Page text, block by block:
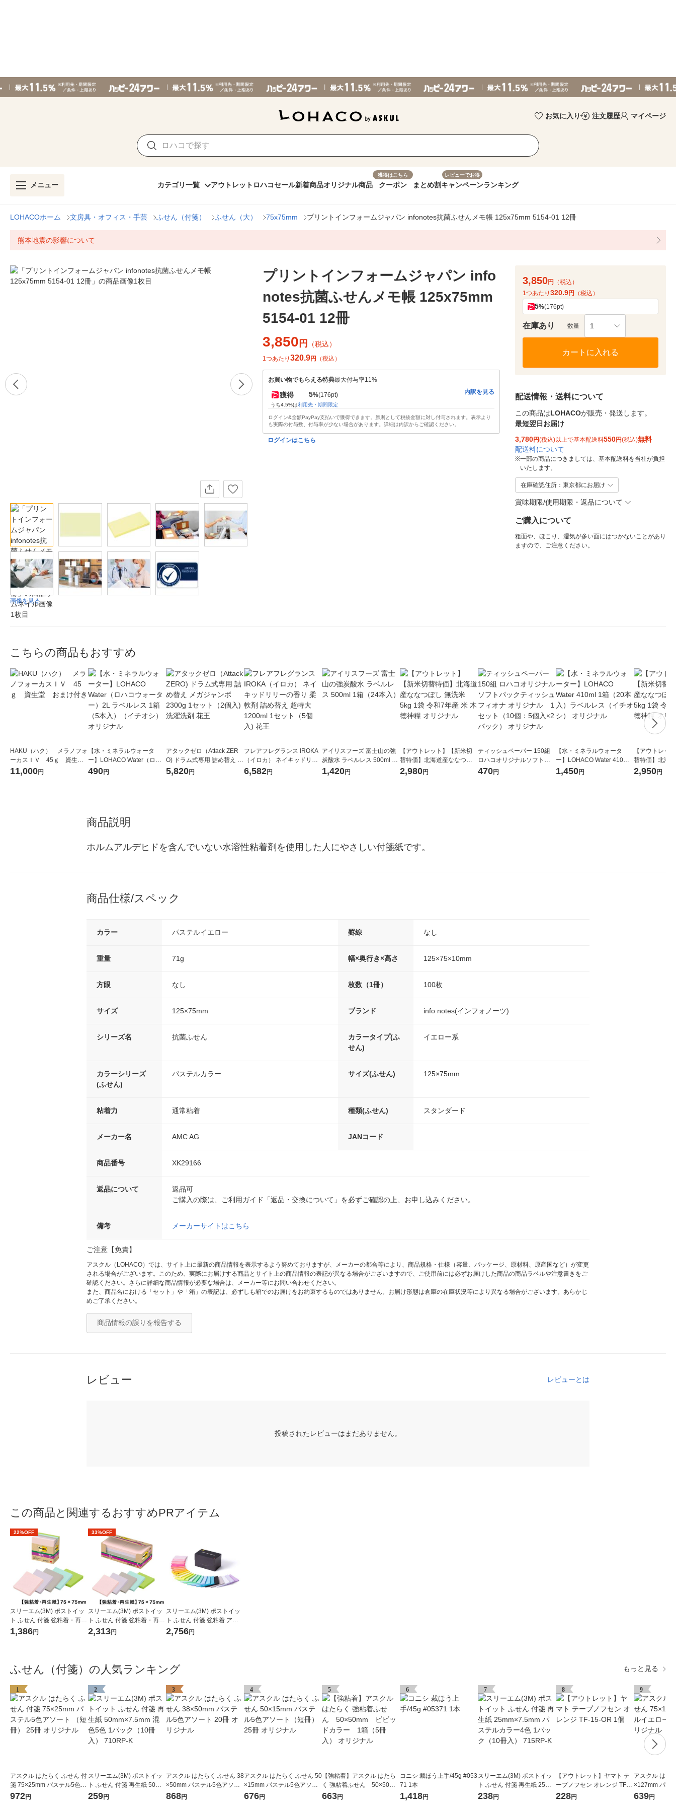
お気に入り 注文履歴 マイページ
メニュー カテゴリ一覧 アウトレット ロハコセール新着商品オリジナル商品
獲得はこちら
クーポン まとめ割
レビューでお得
キャンペーンランキング
LOHACOホーム 文房具・オフィス・手芸 ふせん（付箋） ふせん（大） 75x75mm プリントインフォームジャパン infonotes抗菌ふせんメモ帳 125x75mm 5154-01 12冊
熊本地震の影響について
画像を見る
プリントインフォームジャパン info
notes抗菌ふせんメモ帳 125x75mm
5154-01 12冊
3,850 円 （税込）
1つあたり 320.9円 （税込）
お買い物でもらえる特典最大付与率11%
獲得 5%(176pt)
うち4.5%は利用先・期間限定
内訳を見る
ログイン&全額PayPay支払いで獲得できます。原則として税抜金額に対し付与されます。表示より
も実際の付与数、付与率が少ない場合があります。詳細は内訳からご確認ください。
ログインはこちら
3,850円
（税込）
1つあたり 320.9円 （税込）
5%(176pt)
在庫あり 数量 1
カートに入れる
配送情報・送料について
この商品はLOHACOが販売・発送します。
最短翌日お届け
3,780円(税込)以上で基本配送料550円(税込)無料
配送料について
※一部の商品につきましては、基本配送料を当社が負担
いたします。
在庫確認住所：東京都にお届け
賞味期限/使用期限・返品について
ご購入について
粗面や、ほこり、湿気が多い面にはつかないことがあり
ますので、ご注意ください。
こちらの商品もおすすめ
HAKU（ハク） メラノフォ
ーカスＩＶ 45ｇ 資生
堂 おまけ付き
11,000円
【水・ミネラルウォータ
ー】LOHACO Water（ロハ
コウォーター）2L ラベルレ
490円
アタックゼロ（Attack ZER
O) ドラム式専用 詰め替え メ
ガジャンボ 2300g 1セット
（2個入) 洗濯洗剤 花王
5,820円
フレアフレグランス IROKA
（イロカ） ネイキッドリリ
ーの香り 柔軟剤 詰め替え 超
特大 1200ml 1セット（5個
6,582円
アイリスフーズ 富士山の強
炭酸水 ラベルレス 500ml 1
箱（24本入）
1,420円
【アウトレット】【新米切
替特価】北海道産ななつぼ
し 無洗米 5kg 1袋 令和7年産
米 木徳神糧 オリジナル
2,980円
ティッシュペーパー 150組
ロハコオリジナルソフトパ
ックティッシュ フィオナ オ
470円
【水・ミネラルウォータ
ー】LOHACO Water 410ml
1箱（20本入）ラベルレス
（イチオシ） オリジナル
1,450円
【アウトレッ
替特価】北海
し 精白米 5kg
米 木徳神糧 オ
2,950円
商品説明
ホルムアルデヒドを含んでいない水溶性粘着剤を使用した人にやさしい付箋紙です。
商品仕様/スペック
カラー パステルイエロー 罫線 なし
重量 71g 幅×奥行き×高さ 125×75×10mm
方眼 なし 枚数（1冊） 100枚
サイズ 125×75mm ブランド info notes(インフォノーツ)
シリーズ名 抗菌ふせん
カラータイプ(ふ
せん)
イエロー系
カラーシリーズ
(ふせん)
パステルカラー サイズ(ふせん) 125×75mm
粘着力 通常粘着 種類(ふせん) スタンダード
メーカー名 AMC AG JANコード
商品番号 XK29166
返品について
返品可
ご購入の際は、ご利用ガイド「返品・交換について」を必ずご確認の上、お申し込みください。
備考 メーカーサイトはこちら
ご注意【免責】
アスクル（LOHACO）では、サイト上に最新の商品情報を表示するよう努めておりますが、メーカーの都合等により、商品規格・仕様（容量、パッケージ、原材料、原産国など）が変更
される場合がございます。このため、実際にお届けする商品とサイト上の商品情報の表記が異なる場合がございますので、ご使用前には必ずお届けした商品の商品ラベルや注意書きをご
確認ください。さらに詳細な商品情報が必要な場合は、メーカー等にお問い合わせください。
また、商品名における「セット」や「箱」の表記は、必ずしも箱でのお届けをお約束するものではありません。お届け形態は倉庫の在庫状況等により異なる場合がございます。あらかじ
めご了承ください。
商品情報の誤りを報告する
レビュー レビューとは
投稿されたレビューはまだありません。
この商品と関連するおすすめPRアイテム
22%OFF
スリーエム(3M) ポストイッ
ト ふせん 付箋 強粘着・再生
紙 ノート 75mm×75mm パ
ステルカラー5色 1箱（5冊
1,386円
33%OFF
スリーエム(3M) ポストイッ
ト ふせん 付箋 強粘着・再生
紙 ノート 75mm×75mm パ
ステルカラー5色 10冊 6541
2,313円
スリーエム(3M) ポストイッ
ト ふせん 付箋 強粘着 アス
クル・ロハコ限定販売 75m
m×75mm マルチカラー全色
2,756円
ふせん（付箋）の人気ランキング もっと見る
1
アスクル はたらく ふせん 付
箋 75×25mm パステル5色ア
ソート （短冊） 25冊 オリジ
972円
2
スリーエム(3M) ポストイッ
ト ふせん 付箋 再生紙 50mm
×7.5mm 混色5色 1パック（1
259円
3
アスクル はたらく ふせん 38
×50mm パステル5色アソー
868円
4
アスクル はたらく ふせん 50
×15mm パステル5色アソー
676円
5
【強粘着】アスクル はたら
く 強粘着ふせん 50×50mm
ビビッドカラー 1箱（5
663円
6
コニシ 裁ほう上手/45g #053
71 1本
1,418円
7
スリーエム(3M) ポストイッ
ト ふせん 付箋 再生紙 25mm
×7.5mm パステルカラー4色
238円
8
【アウトレット】ヤマト テ
ープノフセン オレンジ TF-1
5-OR 1個
228円
9
アスクル はた
×127mm パス
639円